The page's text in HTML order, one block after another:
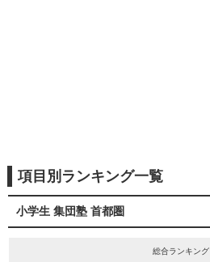
項目別ランキング一覧
小学生 集団塾 首都圏
総合ランキング